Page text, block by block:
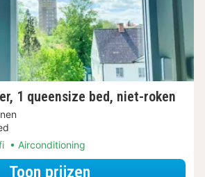
1 queensize bed, niet-roken
Airconditioning
Toon prijzenvoor Standaard